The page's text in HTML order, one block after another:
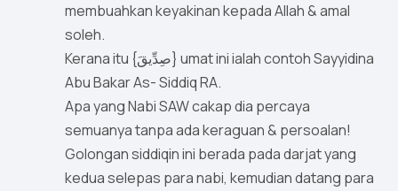
membuahkan keyakinan kepada Allah & amal
soleh.
Kerana itu {صِدِّيقَ} umat ini ialah contoh Sayyidina
Abu Bakar As- Siddiq RA.
Apa yang Nabi SAW cakap dia percaya
semuanya tanpa ada keraguan & persoalan!
Golongan siddiqin ini berada pada darjat yang
kedua selepas para nabi, kemudian datang para